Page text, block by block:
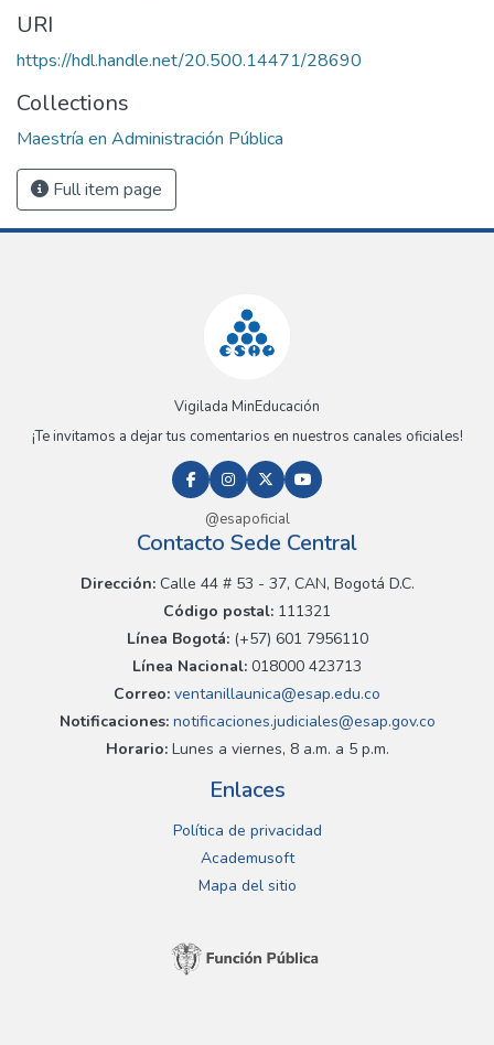
URI
https://hdl.handle.net/20.500.14471/28690
Collections
Maestría en Administración Pública
Full item page
Vigilada MinEducación
¡Te invitamos a dejar tus comentarios en nuestros canales oficiales!
@esapoficial
Contacto Sede Central
Dirección:Calle 44 # 53 - 37, CAN, Bogotá D.C.
Código postal: 111321
Línea Bogotá:(+57) 601 7956110
Línea Nacional: 018000 423713
Correo: ventanillaunica@esap.edu.co
Notificaciones:notificaciones.judiciales@esap.gov.co
Horario:Lunes a viernes, 8 a.m. a 5 p.m.
Enlaces
Política de privacidad
Academusoft
Mapa del sitio